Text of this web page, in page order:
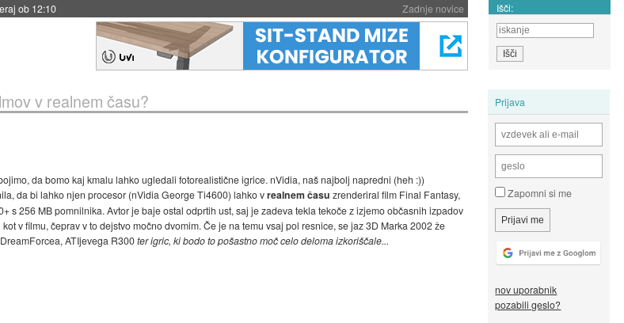
Zadnje novice
ob 12:10 Išči:
Prijava
Zapomni si me
nov uporabnik
pozabili geslo?
v realnem času?
da bomo kaj kmalu lahko ugledali fotorealistične igrice. nVidia, naš najbolj napredni (heh :))
da bi lahko njen procesor (nVidia George Ti4600) lahko vrealnem času zrenderiral film Final Fantasy,
s 256 MB pomnilnika. Avtor je baje ostal odprtih ust, saj je zadeva tekla tekoče z izjemo občasnih izpadov
v filmu, čeprav v to dejstvo močno dvomim. Če je na temu vsaj pol resnice, se jaz 3D Marka 2002 že
ATIjevega R300ter igric, ki bodo to pošastno moč celo deloma izkoriščale...